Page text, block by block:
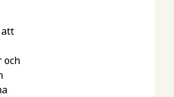
att
och